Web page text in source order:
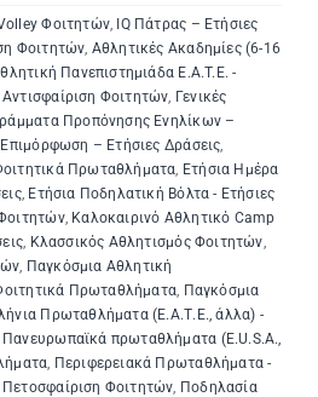
Φοιτητών, IQ Πάτρας – Ετήσιες
Φοιτητών, Αθλητικές Ακαδημίες (6-16
Πανεπιστημιάδα E.A.T.E. -
Αντισφαίριση Φοιτητών, Γενικές
Προπόνησης Ενηλίκων –
– Ετήσιες Δράσεις,
Πρωταθλήματα, Ετήσια Ημέρα
, Ετήσια Ποδηλατική Βόλτα - Ετήσιες
, Καλοκαιρινό Αθλητικό Camp
, Κλασσικός Αθλητισμός Φοιτητών,
, Παγκόσμια Αθλητική
Πρωταθλήματα, Παγκόσμια
Πρωταθλήματα (Ε.Α.Τ.Ε., άλλα) -
Πανευρωπαϊκά πρωταθλήματα (E.U.S.A.,
, Περιφερειακά Πρωταθλήματα -
Πετοσφαίριση Φοιτητών, Ποδηλασία